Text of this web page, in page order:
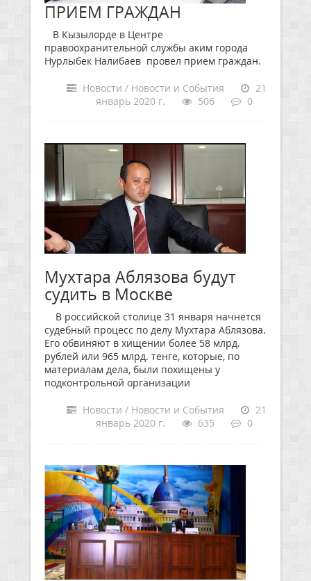
ПРИЕМ ГРАЖДАН
В Кызылорде в Центре
правоохранительной службы аким города
Нурлыбек Налибаев провел прием граждан.
Новости / Новости и События
21
январь 2020 г.
506 0
Мухтара Аблязова будут
судить в Москве
В российской столице 31 января начнется
судебный процесс по делу Мухтара Аблязова.
Его обвиняют в хищении более 58 млрд.
рублей или 965 млрд. тенге, которые, по
материалам дела, были похищены у
подконтрольной организации
Новости / Новости и События
21
январь 2020 г.
635 0